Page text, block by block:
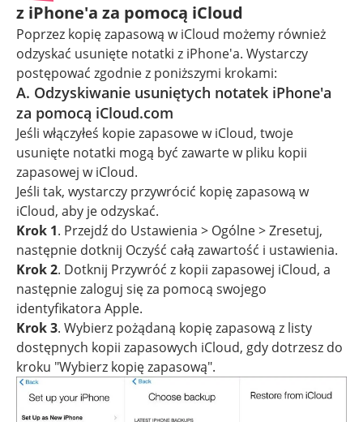
z iPhone'a za pomocą iCloud
Poprzez kopię zapasową w iCloud możemy również
odzyskać usunięte notatki z iPhone'a. Wystarczy
postępować zgodnie z poniższymi krokami:
A. Odzyskiwanie usuniętych notatek iPhone'a
za pomocą iCloud.com
Jeśli włączyłeś kopie zapasowe w iCloud, twoje
usunięte notatki mogą być zawarte w pliku kopii
zapasowej w iCloud.
Jeśli tak, wystarczy przywrócić kopię zapasową w
iCloud, aby je odzyskać.
Krok 1. Przejdź do Ustawienia > Ogólne > Zresetuj,
następnie dotknij Oczyść całą zawartość i ustawienia.
Krok 2. Dotknij Przywróć z kopii zapasowej iCloud, a
następnie zaloguj się za pomocą swojego
identyfikatora Apple.
Krok 3. Wybierz pożądaną kopię zapasową z listy
dostępnych kopii zapasowych iCloud, gdy dotrzesz do
kroku "Wybierz kopię zapasową".